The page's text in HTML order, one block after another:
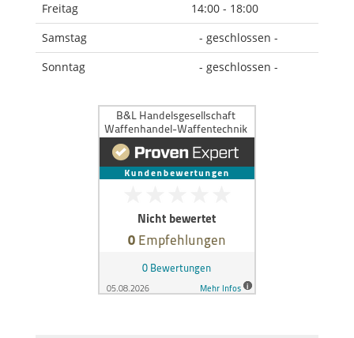
Freitag
14:00 - 18:00
Samstag
- geschlossen -
Sonntag
- geschlossen -